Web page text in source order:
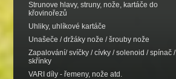
Strunove hlavy, struny, nože, kartáče do
křovinořezů
Uhliky, uhlíkové kartáče
Unašeče / držáky nože / šrouby nože
Zapalování/ svíčky / cívky / solenoid / spínač /
skřínky
VARI díly - řemeny, nože atd.